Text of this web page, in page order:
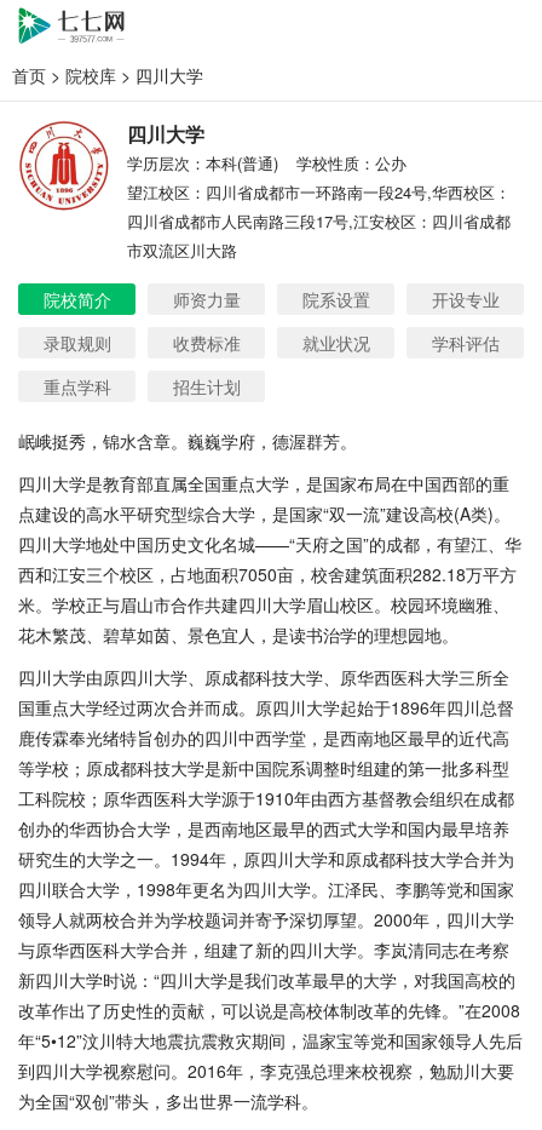
首页 > 院校库 > 四川大学
四川大学
学历层次：本科(普通)
学校性质：公办
望江校区：四川省成都市一环路南一段24号,华西校区：
四川省成都市人民南路三段17号,江安校区：四川省成都
市双流区川大路
院校简介 师资力量 院系设置
开设专业
录取规则
收费标准 就业状况
学科评估
重点学科
招生计划
岷峨挺秀，锦水含章。巍巍学府，德渥群芳。
四川大学是教育部直属全国重点大学，是国家布局在中国西部的重
点建设的高水平研究型综合大学，是国家“双一流”建设高校(A类)。
四川大学地处中国历史文化名城——“天府之国”的成都，有望江、华
西和江安三个校区，占地面积7050亩，校舍建筑面积282.18万平方
米。学校正与眉山市合作共建四川大学眉山校区。校园环境幽雅、
花木繁茂、碧草如茵、景色宜人，是读书治学的理想园地。
四川大学由原四川大学、原成都科技大学、原华西医科大学三所全
国重点大学经过两次合并而成。原四川大学起始于1896年四川总督
鹿传霖奉光绪特旨创办的四川中西学堂，是西南地区最早的近代高
等学校；原成都科技大学是新中国院系调整时组建的第一批多科型
工科院校；原华西医科大学源于1910年由西方基督教会组织在成都
创办的华西协合大学，是西南地区最早的西式大学和国内最早培养
研究生的大学之一。1994年，原四川大学和原成都科技大学合并为
四川联合大学，1998年更名为四川大学。江泽民、李鹏等党和国家
领导人就两校合并为学校题词并寄予深切厚望。2000年，四川大学
与原华西医科大学合并，组建了新的四川大学。李岚清同志在考察
新四川大学时说：“四川大学是我们改革最早的大学，对我国高校的
改革作出了历史性的贡献，可以说是高校体制改革的先锋。”在2008
年“5•12”汶川特大地震抗震救灾期间，温家宝等党和国家领导人先后
到四川大学视察慰问。2016年，李克强总理来校视察，勉励川大要
为全国“双创”带头，多出世界一流学科。